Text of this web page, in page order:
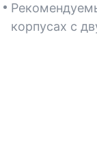
Слоты
рабочих
требующих
корпусах с